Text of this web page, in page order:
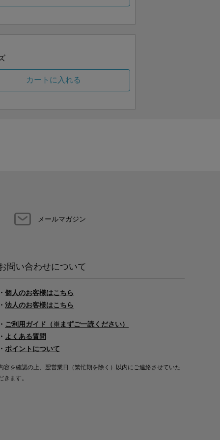
カートに入れる
メールマガジン
問い合わせについて
・ 個人のお客様はこちら
・ 法人のお客様はこちら
・ ご利用ガイド（※まずご一読ください）
・ よくある質問
・ ポイントについて
容を確認の上、翌営業日（繁忙期を除く）以内にご連絡させていた
きます。